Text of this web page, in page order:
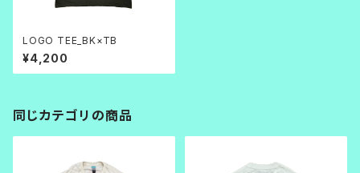
LOGO TEE_BK×TB
¥4,200
同じカテゴリの商品